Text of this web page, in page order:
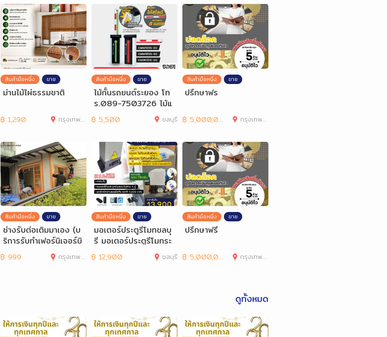
สินค้ามือหนึ่ง ขาย
ม่านไม้ไผ่ธรรมชาติ
฿ 1,290 กรุงเทพมหานคร
สินค้ามือหนึ่ง ขาย
ไม้กั้นรถยนต์ระยอง โท
ร.089-7503726 ไม้แ
ขนกั้นชลบุรี ศรีราชา
฿ 5,500 ชลบุรี
สินค้ามือหนึ่ง ขาย
ปรึกษาฟร
฿ 5,000,000 กรุงเทพมหานคร
สินค้ามือหนึ่ง ขาย
ช่างรับต่อเติมมาเอง (บ
ริการรับทำเฟอร์นิเจอร์บิ
วท์อิน) ออกแบบ
฿ 999 กรุงเทพมหานคร
สินค้ามือหนึ่ง ขาย
มอเตอร์ประตูรีโมทชลบุ
รี มอเตอร์ประตูรีโมทระ
ยอง 089-7503726
฿ 12,900 ชลบุรี
สินค้ามือหนึ่ง ขาย
ปรึกษาฟรี
฿ 5,000,000 กรุงเทพมหานคร
ดูทั้งหมด